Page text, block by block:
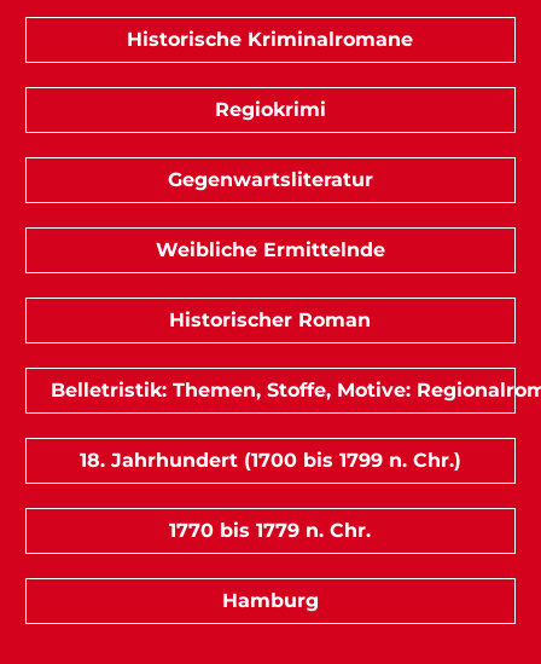
Historische Kriminalromane
Regiokrimi
Gegenwartsliteratur
Weibliche Ermittelnde
Historischer Roman
Belletristik: Themen, Stoffe, Motive:
18. Jahrhundert (1700 bis 1799 n. Chr.)
1770 bis 1779 n. Chr.
Hamburg